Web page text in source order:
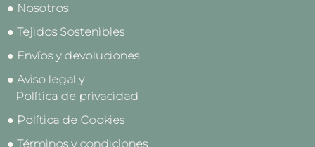
● Nosotros
● Tejidos Sostenibles
● Envíos y devoluciones
● Aviso legal y
Política de privacidad
● Política de Cookies
● Términos y condiciones